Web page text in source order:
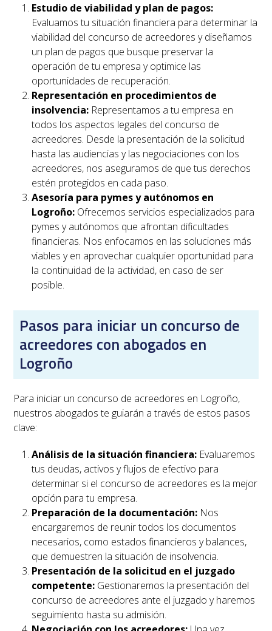
Estudio de viabilidad y plan de pagos:
Evaluamos tu situación financiera para determinar la
viabilidad del concurso de acreedores y diseñamos
un plan de pagos que busque preservar la
operación de tu empresa y optimice las
oportunidades de recuperación.
Representación en procedimientos de
insolvencia: Representamos a tu empresa en
todos los aspectos legales del concurso de
acreedores. Desde la presentación de la solicitud
hasta las audiencias y las negociaciones con los
acreedores, nos aseguramos de que tus derechos
estén protegidos en cada paso.
Asesoría para pymes y autónomos en
Logroño: Ofrecemos servicios especializados para
pymes y autónomos que afrontan dificultades
financieras. Nos enfocamos en las soluciones más
viables y en aprovechar cualquier oportunidad para
la continuidad de la actividad, en caso de ser
posible.
Pasos para iniciar un concurso de
acreedores con abogados en
Logroño
Para iniciar un concurso de acreedores en Logroño,
nuestros abogados te guiarán a través de estos pasos
clave:
Análisis de la situación financiera: Evaluaremos
tus deudas, activos y flujos de efectivo para
determinar si el concurso de acreedores es la mejor
opción para tu empresa.
Preparación de la documentación: Nos
encargaremos de reunir todos los documentos
necesarios, como estados financieros y balances,
que demuestren la situación de insolvencia.
Presentación de la solicitud en el juzgado
competente: Gestionaremos la presentación del
concurso de acreedores ante el juzgado y haremos
seguimiento hasta su admisión.